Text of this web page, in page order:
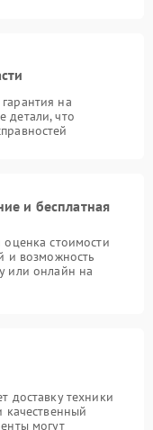
на
детали, что
и бесплатная
оценка стоимости
и возможность
или онлайн на
доставку техники
качественный
могут